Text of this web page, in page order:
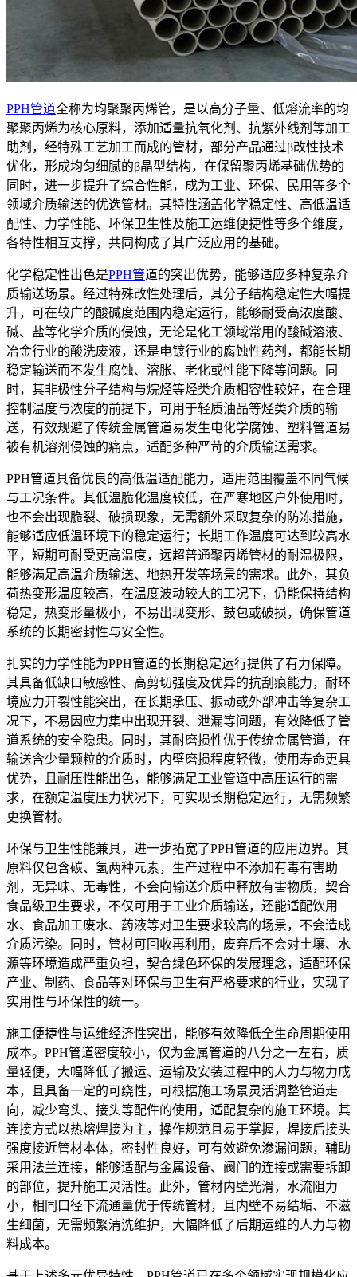
PPH管道全称为均聚聚丙烯管，是以高分子量、低熔流率的均
聚聚丙烯为核心原料，添加适量抗氧化剂、抗紫外线剂等加工
助剂，经特殊工艺加工而成的管材，部分产品通过β改性技术
优化，形成均匀细腻的β晶型结构，在保留聚丙烯基础优势的
同时，进一步提升了综合性能，成为工业、环保、民用等多个
领域介质输送的优选管材。其特性涵盖化学稳定性、高低温适
配性、力学性能、环保卫生性及施工运维便捷性等多个维度，
各特性相互支撑，共同构成了其广泛应用的基础。
化学稳定性出色是PPH管道的突出优势，能够适应多种复杂介
质输送场景。经过特殊改性处理后，其分子结构稳定性大幅提
升，可在较广的酸碱度范围内稳定运行，能够耐受高浓度酸、
碱、盐等化学介质的侵蚀，无论是化工领域常用的酸碱溶液、
冶金行业的酸洗废液，还是电镀行业的腐蚀性药剂，都能长期
稳定输送而不发生腐蚀、溶胀、老化或性能下降等问题。同
时，其非极性分子结构与烷烃等烃类介质相容性较好，在合理
控制温度与浓度的前提下，可用于轻质油品等烃类介质的输
送，有效规避了传统金属管道易发生电化学腐蚀、塑料管道易
被有机溶剂侵蚀的痛点，适配多种严苛的介质输送需求。
PPH管道具备优良的高低温适配能力，适用范围覆盖不同气候
与工况条件。其低温脆化温度较低，在严寒地区户外使用时，
也不会出现脆裂、破损现象，无需额外采取复杂的防冻措施，
能够适应低温环境下的稳定运行；长期工作温度可达到较高水
平，短期可耐受更高温度，远超普通聚丙烯管材的耐温极限，
能够满足高温介质输送、地热开发等场景的需求。此外，其负
荷热变形温度较高，在温度波动较大的工况下，仍能保持结构
稳定，热变形量极小，不易出现变形、鼓包或破损，确保管道
系统的长期密封性与安全性。
扎实的力学性能为PPH管道的长期稳定运行提供了有力保障。
其具备低缺口敏感性、高剪切强度及优异的抗刮痕能力，耐环
境应力开裂性能突出，在长期承压、振动或外部冲击等复杂工
况下，不易因应力集中出现开裂、泄漏等问题，有效降低了管
道系统的安全隐患。同时，其耐磨损性优于传统金属管道，在
输送含少量颗粒的介质时，内壁磨损程度轻微，使用寿命更具
优势，且耐压性能出色，能够满足工业管道中高压运行的需
求，在额定温度压力状况下，可实现长期稳定运行，无需频繁
更换管材。
环保与卫生性能兼具，进一步拓宽了PPH管道的应用边界。其
原料仅包含碳、氢两种元素，生产过程中不添加有毒有害助
剂，无异味、无毒性，不会向输送介质中释放有害物质，契合
食品级卫生要求，不仅可用于工业介质输送，还能适配饮用
水、食品加工废水、药液等对卫生要求较高的场景，不会造成
介质污染。同时，管材可回收再利用，废弃后不会对土壤、水
源等环境造成严重负担，契合绿色环保的发展理念，适配环保
产业、制药、食品等对环保与卫生有严格要求的行业，实现了
实用性与环保性的统一。
施工便捷性与运维经济性突出，能够有效降低全生命周期使用
成本。PPH管道密度较小，仅为金属管道的八分之一左右，质
量轻便，大幅降低了搬运、运输及安装过程中的人力与物力成
本，且具备一定的可绕性，可根据施工场景灵活调整管道走
向，减少弯头、接头等配件的使用，适配复杂的施工环境。其
连接方式以热熔焊接为主，操作规范且易于掌握，焊接后接头
强度接近管材本体，密封性良好，可有效避免渗漏问题，辅助
采用法兰连接，能够适配与金属设备、阀门的连接或需要拆卸
的部位，提升施工灵活性。此外，管材内壁光滑，水流阻力
小，相同口径下流通量优于传统管材，且内壁不易结垢、不滋
生细菌，无需频繁清洗维护，大幅降低了后期运维的人力与物
料成本。